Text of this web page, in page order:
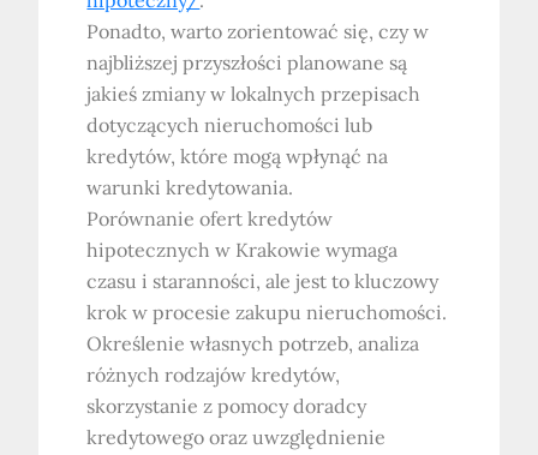
Ponadto, warto zorientować się, czy w
najbliższej przyszłości planowane są
jakieś zmiany w lokalnych przepisach
dotyczących nieruchomości lub
kredytów, które mogą wpłynąć na
warunki kredytowania.
Porównanie ofert kredytów
hipotecznych w Krakowie wymaga
czasu i staranności, ale jest to kluczowy
krok w procesie zakupu nieruchomości.
Określenie własnych potrzeb, analiza
różnych rodzajów kredytów,
skorzystanie z pomocy doradcy
kredytowego oraz uwzględnienie